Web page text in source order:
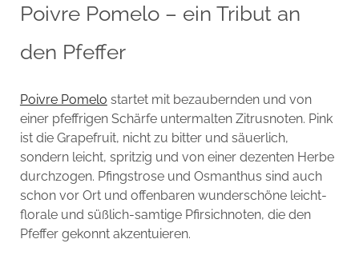
Poivre Pomelo – ein Tribut an
den Pfeffer
Poivre Pomelo startet mit bezaubernden und von
einer pfeffrigen Schärfe untermalten Zitrusnoten. Pink
ist die Grapefruit, nicht zu bitter und säuerlich,
sondern leicht, spritzig und von einer dezenten Herbe
durchzogen. Pfingstrose und Osmanthus sind auch
schon vor Ort und offenbaren wunderschöne leicht-
florale und süßlich-samtige Pfirsichnoten, die den
Pfeffer gekonnt akzentuieren.